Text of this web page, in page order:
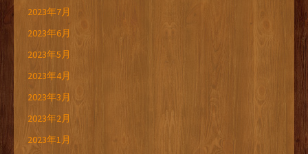
2023年7月
2023年6月
2023年5月
2023年4月
2023年3月
2023年2月
2023年1月